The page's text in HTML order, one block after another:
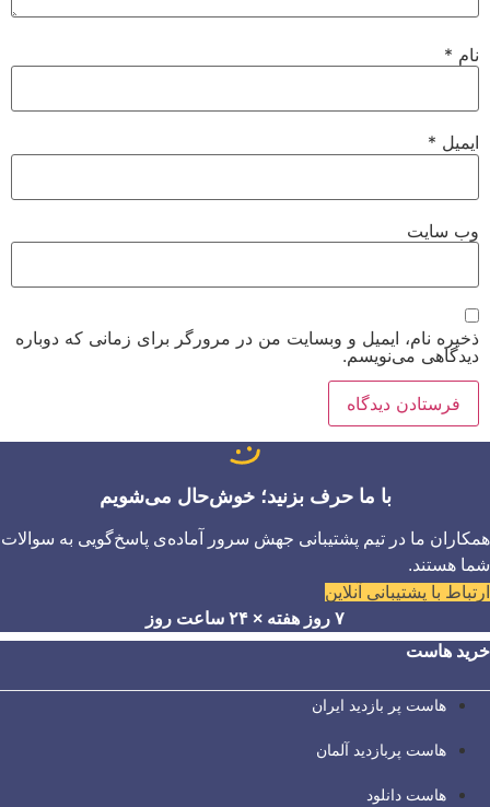
نام *
ایمیل *
وب‌ سایت
ذخیره نام، ایمیل و وبسایت من در مرورگر برای زمانی که دوباره
دیدگاهی می‌نویسم.
با ما حرف بزنید؛ خوش‌حال می‌شویم
همکاران ما در تیم پشتیبانی جهش سرور آماده‌ی پاسخ‌گویی به سوالات
شما هستند.
ارتباط با پشتیبانی آنلاین
۷ روز هفته × ۲۴ ساعت روز
خرید هاست
هاست پر بازدید ایران
هاست پربازدید آلمان
هاست دانلود